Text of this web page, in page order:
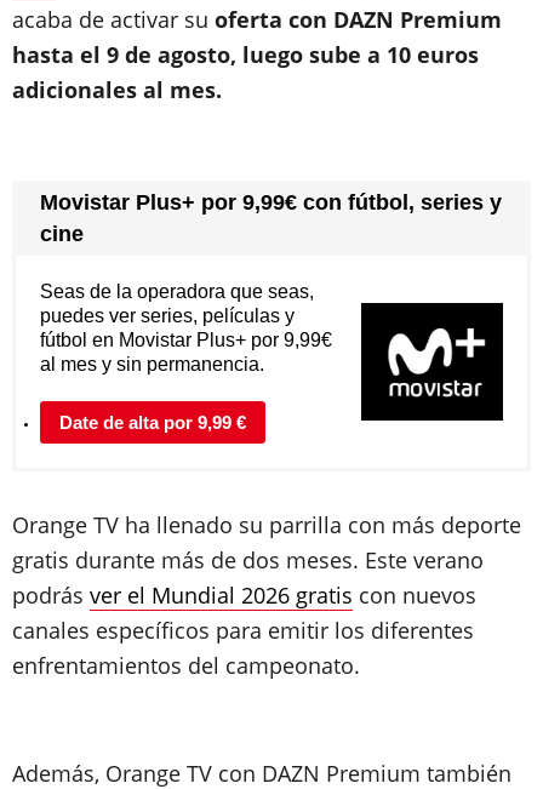
acaba de activar su oferta con DAZN Premium
hasta el 9 de agosto, luego sube a 10 euros
adicionales al mes.
Movistar Plus+ por 9,99€ con fútbol, series y
cine
Date de alta por 9,99 €
Seas de la operadora que seas,
puedes ver series, películas y
fútbol en Movistar Plus+ por 9,99€
al mes y sin permanencia.
Orange TV ha llenado su parrilla con más deporte
gratis durante más de dos meses. Este verano
podrás ver el Mundial 2026 gratis con nuevos
canales específicos para emitir los diferentes
enfrentamientos del campeonato.
Además, Orange TV con DAZN Premium también